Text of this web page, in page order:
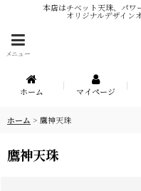
本店はチベット天珠、パワ
オリジナルデザイン
メニュー
ホーム マイページ
ホーム > 鷹神天珠
鷹神天珠